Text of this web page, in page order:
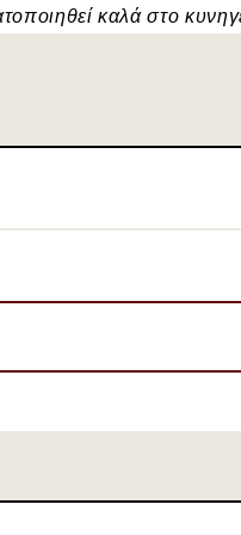
καλά στο